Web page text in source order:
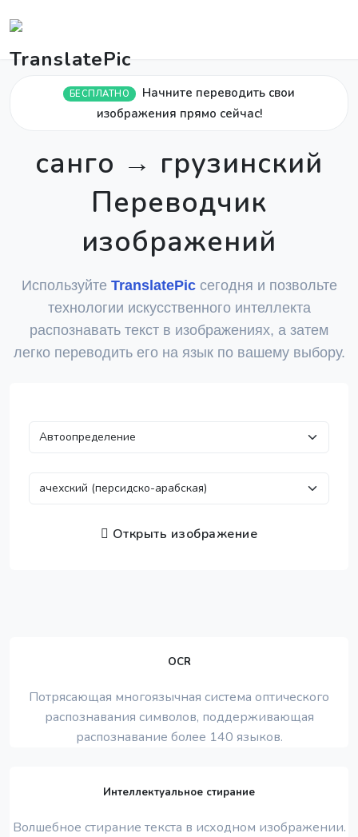
БЕСПЛАТНО
Начните переводить свои
изображения прямо сейчас!
санго → грузинский
Переводчик
изображений
Используйте TranslatePicсегодня и позвольте
технологии искусственного интеллекта
распознавать текст в изображениях, а затем
легко переводить его на язык по вашему выбору.
Открыть изображение
OCR
Потрясающая многоязычная система оптического
распознавания символов, поддерживающая
распознавание более 140 языков.
Интеллектуальное стирание
Волшебное стирание текста в исходном изображении.